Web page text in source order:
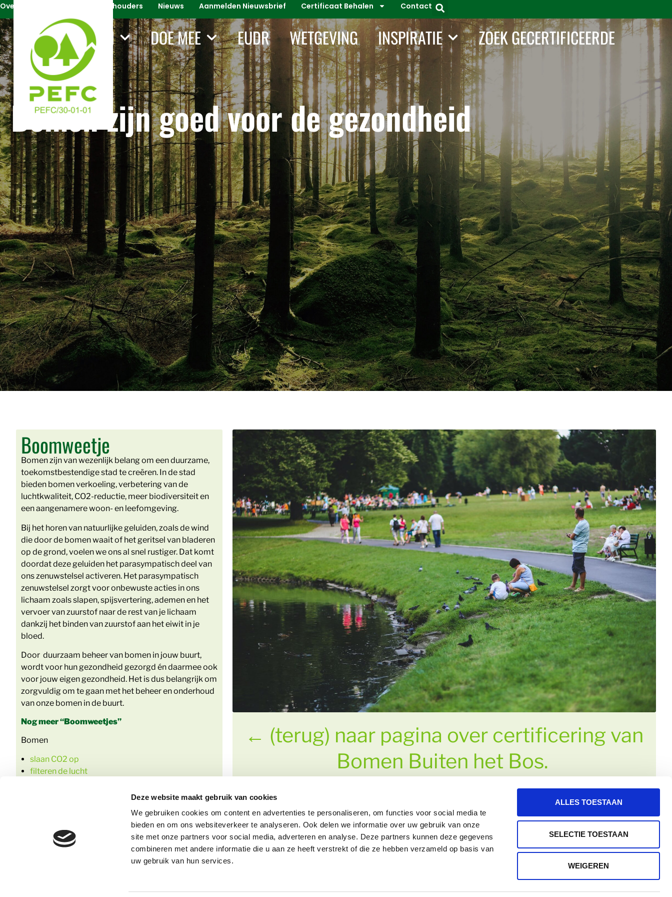
Deze website maakt gebruik van cookies
We gebruiken cookies om content en advertenties te personaliseren, om functies voor social media te
bieden en om ons websiteverkeer te analyseren. Ook delen we informatie over uw gebruik van onze
site met onze partners voor social media, adverteren en analyse. Deze partners kunnen deze gegevens
combineren met andere informatie die u aan ze heeft verstrekt of die ze hebben verzameld op basis van
uw gebruik van hun services.
ALLES TOESTAAN
SELECTIE TOESTAAN
WEIGEREN
Over PEFC Voor Certificaathouders Nieuws Aanmelden Nieuwsbrief Certificaat Behalen Contact
WAT WIJ DOEN DOE MEE EUDR WETGEVING INSPIRATIE ZOEK GECERTIFICEERDE
Bomen zijn goed voor de gezondheid
Boomweetje
Bomen zijn van wezenlijk belang om een duurzame,
toekomstbestendige stad te creëren. In de stad
bieden bomen verkoeling, verbetering van de
luchtkwaliteit, CO2-reductie, meer biodiversiteit en
een aangenamere woon- en leefomgeving.
Bij het horen van natuurlijke geluiden, zoals de wind
die door de bomen waait of het geritsel van bladeren
op de grond, voelen we ons al snel rustiger. Dat komt
doordat deze geluiden het parasympatisch deel van
ons zenuwstelsel activeren. Het parasympatisch
zenuwstelsel zorgt voor onbewuste acties in ons
lichaam zoals slapen, spijsvertering, ademen en het
vervoer van zuurstof naar de rest van je lichaam
dankzij het binden van zuurstof aan het eiwit in je
bloed.
Door duurzaam beheer van bomen in jouw buurt,
wordt voor hun gezondheid gezorgd én daarmee ook
voor jouw eigen gezondheid. Het is dus belangrijk om
zorgvuldig om te gaan met het beheer en onderhoud
van onze bomen in de buurt.
Nog meer “Boomweetjes”
Bomen
slaan CO2 op
filteren de lucht
← (terug) naar pagina over certificering van
Bomen Buiten het Bos.